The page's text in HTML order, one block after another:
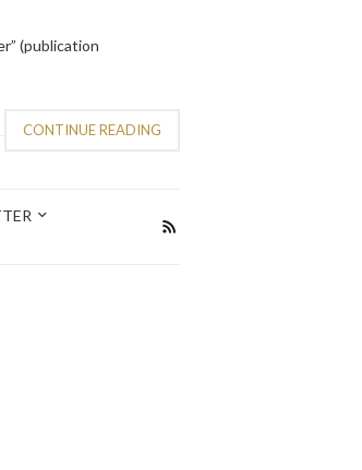
(publication
CONTINUE READING